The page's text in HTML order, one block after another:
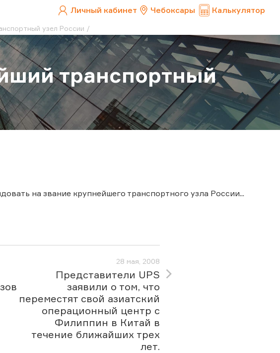
Личный кабинет Чебоксары Калькулятор
узел России
транспортный
на звание крупнейшего транспортного узла России...
28 мая, 2008
Представители UPS
заявили о том, что
переместят свой азиатский
операционный центр с
Филиппин в Китай в
течение ближайших трех
лет.